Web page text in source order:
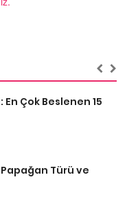
Çok Beslenen 15
Papağan Türü ve